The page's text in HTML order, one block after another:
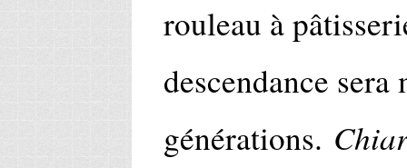
rouleau à
descendance
générations.